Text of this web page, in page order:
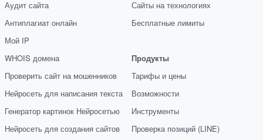
Аудит сайта
Антиплагиат онлайн
Мой IP
WHOIS домена
Проверить сайт на мошенников
Нейросеть для написания текста
Генератор картинок Нейросетью
Нейросеть для создания сайтов
Сайты на технологиях
Бесплатные лимиты
Продукты
Тарифы и цены
Возможности
Инструменты
Проверка позиций (LINE)